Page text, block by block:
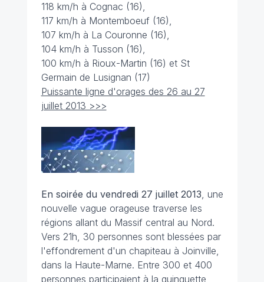
118 km/h à Cognac (16),
117 km/h à Montemboeuf (16),
107 km/h à La Couronne (16),
104 km/h à Tusson (16),
100 km/h à Rioux-Martin (16) et St
Germain de Lusignan (17)
Puissante ligne d'orages des 26 au 27
juillet 2013 >>>
En soirée du vendredi 27 juillet 2013, une
nouvelle vague orageuse traverse les
régions allant du Massif central au Nord.
Vers 21h, 30 personnes sont blessées par
l'effondrement d'un chapiteau à Joinville,
dans la Haute-Marne. Entre 300 et 400
personnes participaient à la guinguette